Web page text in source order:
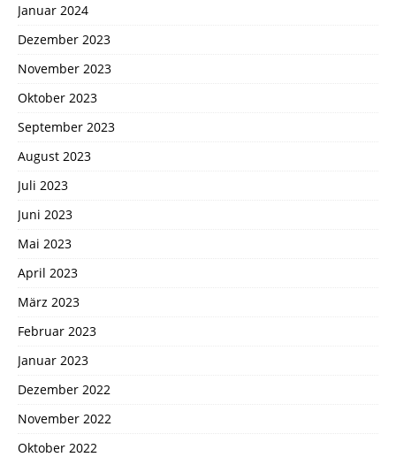
Januar 2024
Dezember 2023
November 2023
Oktober 2023
September 2023
August 2023
Juli 2023
Juni 2023
Mai 2023
April 2023
März 2023
Februar 2023
Januar 2023
Dezember 2022
November 2022
Oktober 2022